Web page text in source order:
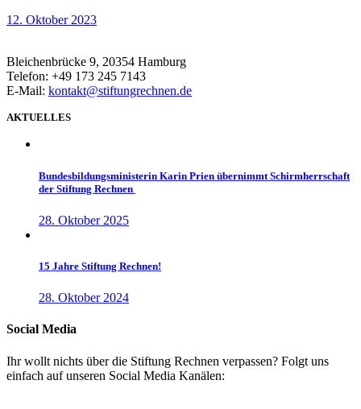
12. Oktober 2023
Bleichenbrücke 9, 20354 Hamburg
Telefon: +49 173 245 7143
E-Mail: kontakt@stiftungrechnen.de
AKTUELLES
Bundesbildungsministerin Karin Prien übernimmt Schirmherrschaft
der Stiftung Rechnen
28. Oktober 2025
15 Jahre Stiftung Rechnen!
28. Oktober 2024
Social Media
Ihr wollt nichts über die Stiftung Rechnen verpassen? Folgt uns
einfach auf unseren Social Media Kanälen: